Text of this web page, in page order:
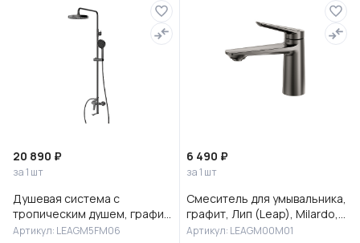
20 890 ₽
за 1 шт
Душевая система с
тропическим душем, графит,
Лип (Leap), Milardo,
Артикул: LEAGM5FM06
6 490 ₽
за 1 шт
Смеситель для умывальника,
графит, Лип (Leap), Milardo,
LEAGM00M01
Артикул: LEAGM00M01